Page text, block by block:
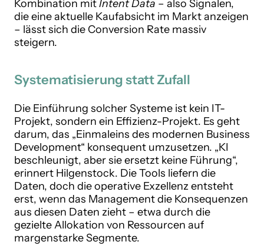
Kombination mitIntent Data – also Signalen,
die eine aktuelle Kaufabsicht im Markt anzeigen
– lässt sich die Conversion Rate massiv
steigern.
Systematisierung statt Zufall
Die Einführung solcher Systeme ist kein IT-
Projekt, sondern ein Effizienz-Projekt. Es geht
darum, das „Einmaleins des modernen Business
Development“ konsequent umzusetzen. „KI
beschleunigt, aber sie ersetzt keine Führung“,
erinnert Hilgenstock. Die Tools liefern die
Daten, doch die operative Exzellenz entsteht
erst, wenn das Management die Konsequenzen
aus diesen Daten zieht – etwa durch die
gezielte Allokation von Ressourcen auf
margenstarke Segmente.